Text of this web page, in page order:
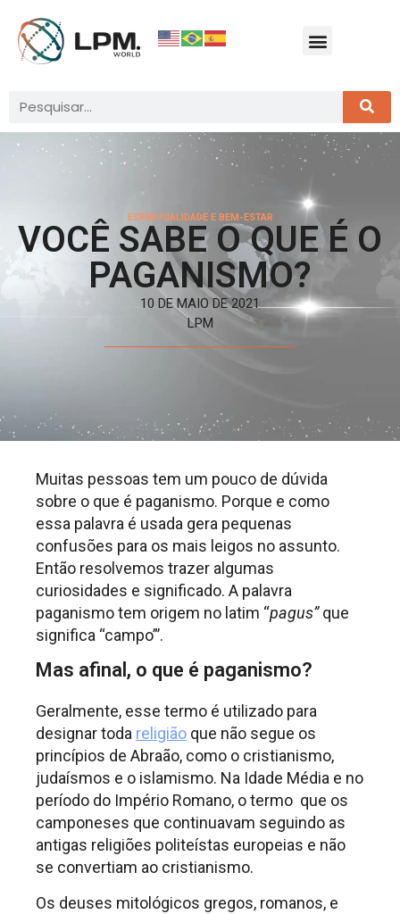
ESPIRITUALIDADE E BEM-ESTAR
VOCÊ SABE O QUE É O
PAGANISMO?
10 DE MAIO DE 2021
LPM
Muitas pessoas tem um pouco de dúvida
sobre o que é paganismo. Porque e como
essa palavra é usada gera pequenas
confusões para os mais leigos no assunto.
Então resolvemos trazer algumas
curiosidades e significado. A palavra
paganismo tem origem no latim “pagus”que
significa “campo”’.
Mas afinal, o que é paganismo?
Geralmente, esse termo é utilizado para
designar toda religião que não segue os
princípios de Abraão, como o cristianismo,
judaísmos e o islamismo. Na Idade Média e no
período do Império Romano, o termo que os
camponeses que continuavam seguindo as
antigas religiões politeístas europeias e não
se convertiam ao cristianismo.
Os deuses mitológicos gregos, romanos, e